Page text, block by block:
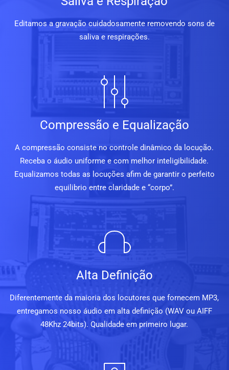
Editamos a gravação cuidadosamente removendo sons de
saliva e respirações.
Compressão e Equalização
A compressão consiste no controle dinâmico da locução.
Receba o áudio uniforme e com melhor inteligibilidade.
Equalizamos todas as locuções afim de garantir o perfeito
equilibrio entre claridade e “corpo”.
Alta Definição
Diferentemente da maioria dos locutores que fornecem MP3,
entregamos nosso áudio em alta definição (WAV ou AIFF
48Khz 24bits). Qualidade em primeiro lugar.